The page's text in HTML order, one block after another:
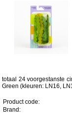
totaal 24 voorgestanste
Green (kleuren: LN16,
Product code:
Brand: